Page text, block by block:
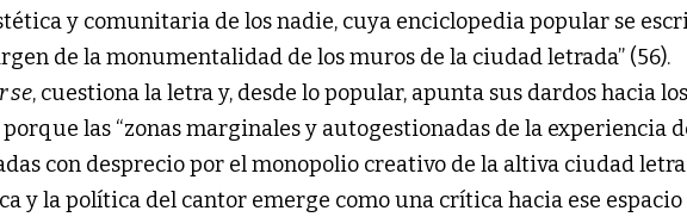
y comunitaria de los nadie, cuya enciclopedia popular se
de la monumentalidad de los muros de la ciudad letrada” (56).
se, cuestiona la letra y, desde lo popular, apunta sus dardos hacia los
las “zonas marginales y autogestionadas de la experiencia
con desprecio por el monopolio creativo de la altiva ciudad
y la política del cantor emerge como una crítica hacia ese espacio